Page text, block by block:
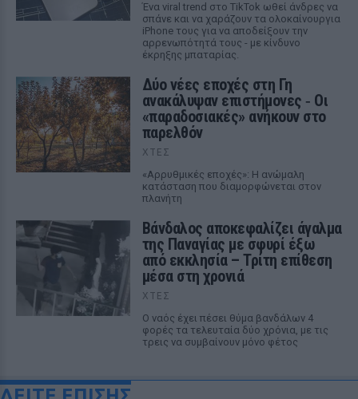
Ένα viral trend στο TikTok ωθεί άνδρες να
σπάνε και να χαράζουν τα ολοκαίνουργια
iPhone τους για να αποδείξουν την
αρρενωπότητά τους - με κίνδυνο
έκρηξης μπαταρίας.
Δύο νέες εποχές στη Γη
ανακάλυψαν επιστήμονες ‑ Oι
«παραδοσιακές» ανήκουν στο
παρελθόν
ΧΤΕΣ
«Αρρυθμικές εποχές»: Η ανώμαλη
κατάσταση που διαμορφώνεται στον
πλανήτη
Βάνδαλος αποκεφαλίζει άγαλμα
της Παναγίας με σφυρί έξω
από εκκλησία – Τρίτη επίθεση
μέσα στη χρονιά
ΧΤΕΣ
Ο ναός έχει πέσει θύμα βανδάλων 4
φορές τα τελευταία δύο χρόνια, με τις
τρεις να συμβαίνουν μόνο φέτος